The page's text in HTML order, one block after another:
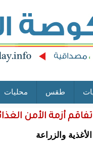
طقس محليات
أزمة الأمن
والزراعة